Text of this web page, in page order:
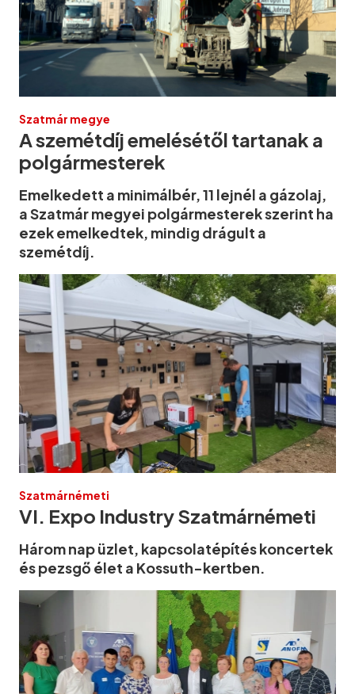
Szatmár megye
A szemétdíj emelésétől tartanak a
polgármesterek
Emelkedett a minimálbér, 11 lejnél a gázolaj,
a Szatmár megyei polgármesterek szerint ha
ezek emelkedtek, mindig drágult a
szemétdíj.
Szatmárnémeti
VI. Expo Industry Szatmárnémeti
Három nap üzlet, kapcsolatépítés koncertek
és pezsgő élet a Kossuth-kertben.